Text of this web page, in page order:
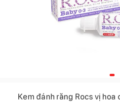
Kem đánh răng Rocs vị